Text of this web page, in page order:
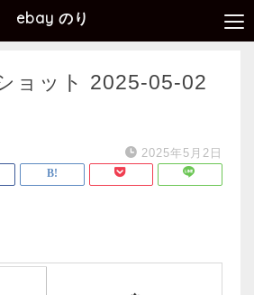
ebay のり
ョット 2025-05-02
2025年5月2日